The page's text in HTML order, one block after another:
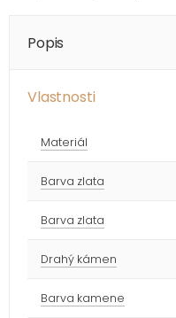
Popis
Vlastnosti
Materiál
Barva zlata
Barva zlata
Drahý kámen
Barva kamene